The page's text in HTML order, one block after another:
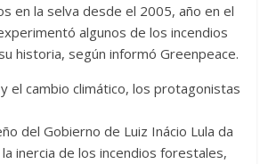
en la selva desde el 2005, año en el
algunos de los incendios
historia, según informó Greenpeace.
el cambio climático, los protagonistas
del Gobierno de Luiz Inácio Lula da
inercia de los incendios forestales,